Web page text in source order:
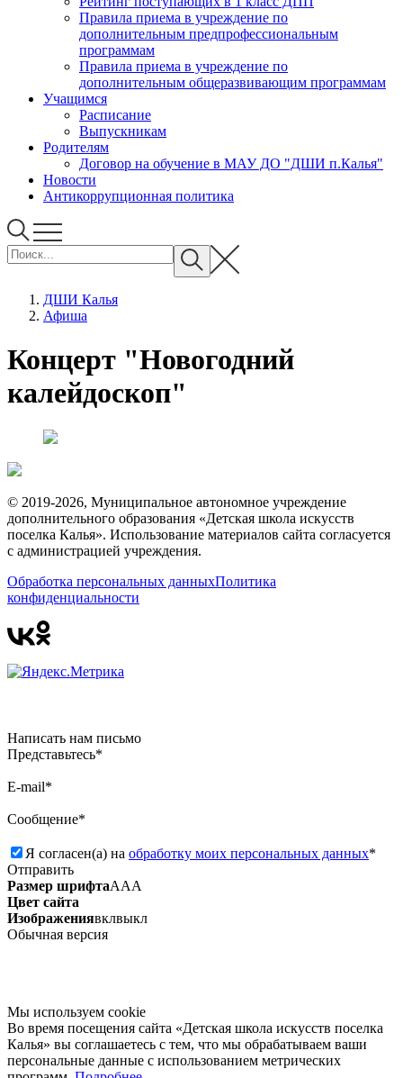
Правила приема в учреждение по
дополнительным предпрофессиональным
программам
Правила приема в учреждение по
дополнительным общеразвивающим программам
Учащимся
Расписание
Выпускникам
Родителям
Договор на обучение в МАУ ДО "ДШИ п.Калья"
Новости
Антикоррупционная политика
ДШИ Калья
Афиша
Концерт "Новогодний
калейдоскоп"
© 2019-2026, Муниципальное автономное учреждение
дополнительного образования «Детская школа искусств
поселка Калья». Использование материалов сайта согласуется
с администрацией учреждения.
Обработка персональных данныхПолитика
конфиденциальности
Написать нам письмо
Представьтесь*
E-mail*
Сообщение*
Я согласен(а) на обработку моих персональных данных*
Отправить
Размер шрифтаААА
Цвет сайта
Изображениявклвыкл
Обычная версия
Мы используем сookie
Во время посещения сайта «Детская школа искусств поселка
Калья» вы соглашаетесь с тем, что мы обрабатываем ваши
персональные данные с использованием метрических